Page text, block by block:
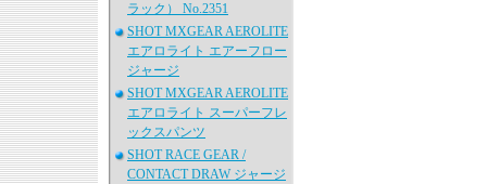
ラック） No.2351
SHOT MXGEAR AEROLITE
エアロライト エアーフロー
ジャージ
SHOT MXGEAR AEROLITE
エアロライト スーパーフレ
ックスパンツ
SHOT RACE GEAR /
CONTACT DRAW ジャージ